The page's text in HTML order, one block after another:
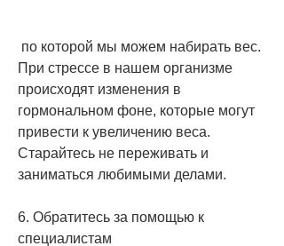
При стрессе в нашем организме
происходят изменения в
гормональном фоне, которые могут
привести к увеличению веса.
Старайтесь не переживать и
заниматься любимыми делами.
6. Обратитесь за помощью к
специалистам